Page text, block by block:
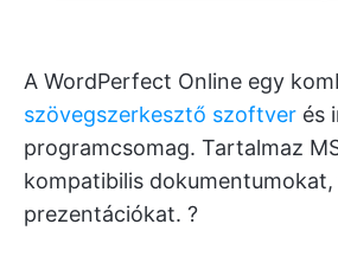
A WordPerfect Online egy
szövegszerkesztő szoftver és
programcsomag. Tartalmaz
kompatibilis
prezentációkat. ?